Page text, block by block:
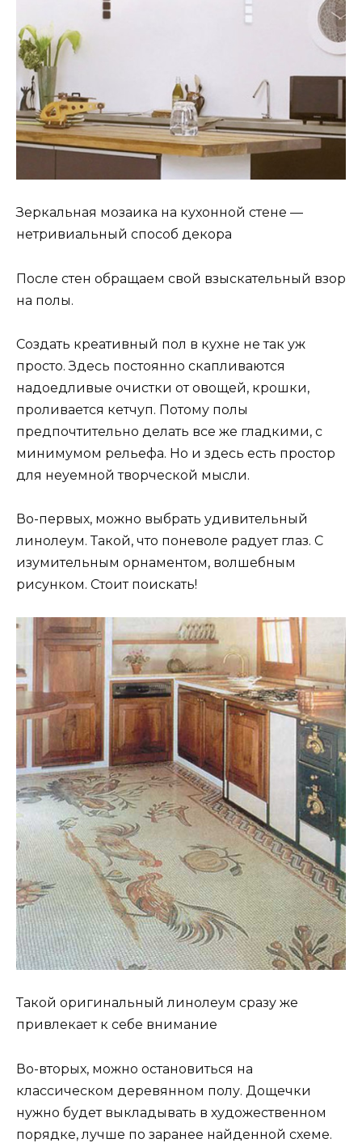
Зеркальная мозаика на кухонной стене —
нетривиальный способ декора
После стен обращаем свой взыскательный взор
на полы.
Создать креативный пол в кухне не так уж
просто. Здесь постоянно скапливаются
надоедливые очистки от овощей, крошки,
проливается кетчуп. Потому полы
предпочтительно делать все же гладкими, с
минимумом рельефа. Но и здесь есть простор
для неуемной творческой мысли.
Во-первых, можно выбрать удивительный
линолеум. Такой, что поневоле радует глаз. С
изумительным орнаментом, волшебным
рисунком. Стоит поискать!
Такой оригинальный линолеум сразу же
привлекает к себе внимание
Во-вторых, можно остановиться на
классическом деревянном полу. Дощечки
нужно будет выкладывать в художественном
порядке, лучше по заранее найденной схеме.